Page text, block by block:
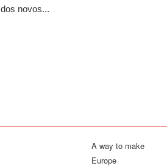
dos novos...
A way to make
Europe